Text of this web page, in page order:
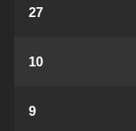
27
10
9